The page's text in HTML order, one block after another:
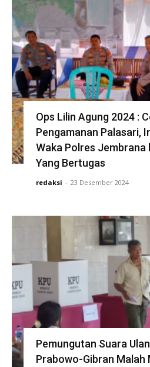
Ops Lilin Agung 2024 :
Pengamanan Palasari,
Waka Polres Jembrana
Yang Bertugas
redaksi - 23 Desember 2024
Pemungutan Suara
Prabowo-Gibran Malah